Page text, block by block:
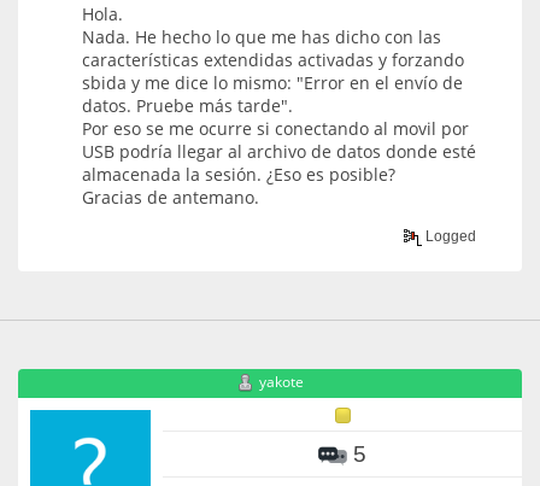
Hola.
Nada. He hecho lo que me has dicho con las
características extendidas activadas y forzando
sbida y me dice lo mismo: "Error en el envío de
datos. Pruebe más tarde".
Por eso se me ocurre si conectando al movil por
USB podría llegar al archivo de datos donde esté
almacenada la sesión. ¿Eso es posible?
Gracias de antemano.
Logged
yakote
5